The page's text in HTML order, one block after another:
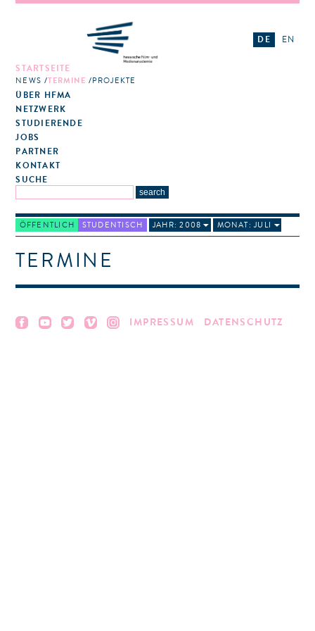
STARTSEITE
NEWS TERMINE PROJEKTE
ÜBER HFMA
NETZWERK
STUDIERENDE
JOBS
PARTNER
KONTAKT
SUCHE
DE EN
ÖFFENTLICH STUDENTISCH JAHR: 2008 MONAT: JULI
TERMINE
IMPRESSUM DATENSCHUTZ